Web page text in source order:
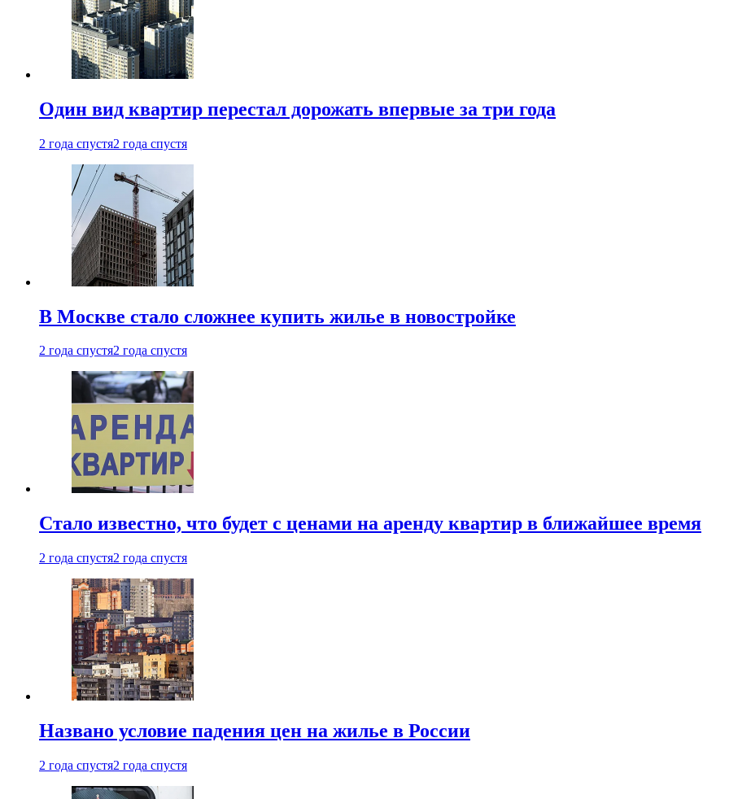
Один вид квартир перестал дорожать впервые за три года
2 года спустя2 года спустя
В Москве стало сложнее купить жилье в новостройке
2 года спустя2 года спустя
Стало известно, что будет с ценами на аренду квартир в ближайшее время
2 года спустя2 года спустя
Названо условие падения цен на жилье в России
2 года спустя2 года спустя